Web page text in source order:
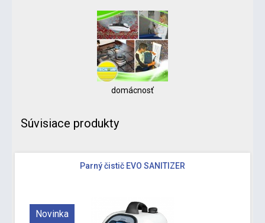
domácnosť
Súvisiace produkty
Parný čistič EVO SANITIZER
Novinka